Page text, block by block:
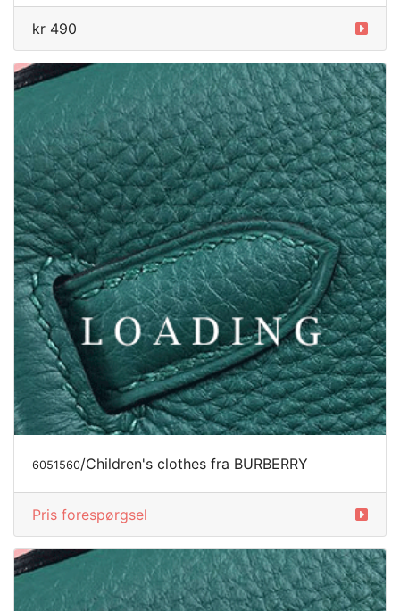
kr 490
6051560/Children's clothes fra BURBERRY
Pris forespørgsel